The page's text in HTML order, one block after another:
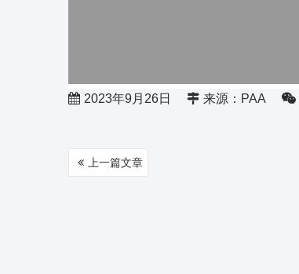
2023年9月26日 来源：PAA
文
章
上一篇文章